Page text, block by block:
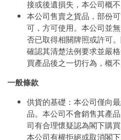
接或後遺損失，本公司概不
本公司售賣之貨品，部份
可，方可使用。本公司並
否已取得相關牌照或許可
確認其清楚法例要求並嚴
買產品後之一切行為，概不
一般條款
供貨的基礎：本公司僅向
品。本公司不會銷售其產
司有合理懷疑認為閣下購
本公司有權拒絕或取消閣下